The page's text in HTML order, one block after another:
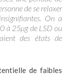
de se relaxer
On a
à 25µg de LSD ou
des états de
de faibles